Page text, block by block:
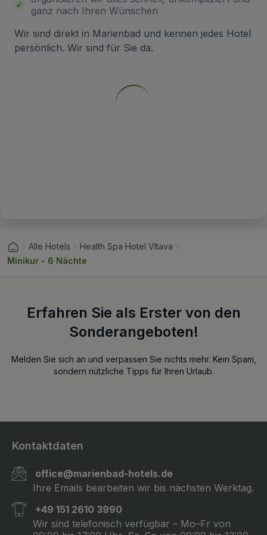
ganz nach Ihren Wünschen
Wir sind direkt in Marienbad und kennen jedes Hotel
persönlich. Wir sind für Sie da.
Alle Hotels
Health Spa Hotel Vltava
Minikur - 6 Nächte
Erfahren Sie als Erster von den
Sonderangeboten!
Melden Sie sich an und verpassen Sie nichts mehr. Kein Spam,
sondern nützliche Tipps für Ihren Urlaub.
Kontaktdaten
office@marienbad-hotels.de
Ihre Emails bearbeiten wir bis nächsten Werktag.
+49 151 2610 3990
Wir sind telefonisch verfügbar – Mo–Fr von